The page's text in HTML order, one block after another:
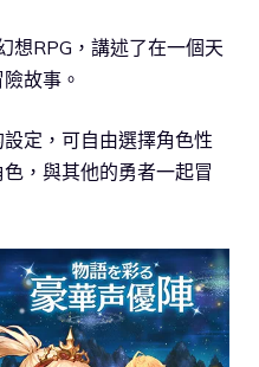
想RPG，講述了在一個天
故事。
定，可自由選擇角色性
，與其他的勇者一起冒